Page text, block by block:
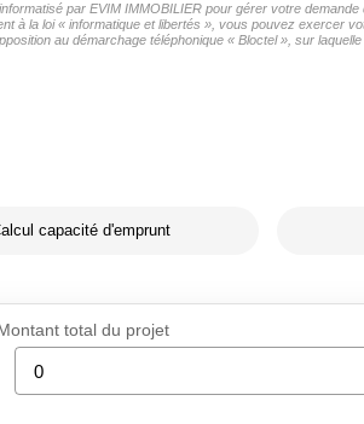
par EVIM IMMOBILIER pour gérer votre
à la loi « informatique et libertés », vous pouvez exercer
au démarchage téléphonique « Bloctel », sur
capacité d'emprunt